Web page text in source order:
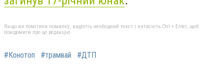
Якщо ви помітили помилку, виділіть необхідний текст і натисніть Ctrl + Enter, щоб
повідомити про це редакцію
#Конотоп #трамвай #ДТП